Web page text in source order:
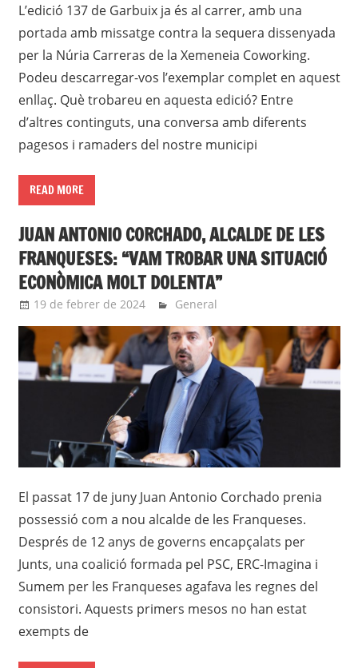
L’edició 137 de Garbuix ja és al carrer, amb una
portada amb missatge contra la sequera dissenyada
per la Núria Carreras de la Xemeneia Coworking.
Podeu descarregar-vos l’exemplar complet en aquest
enllaç. Què trobareu en aquesta edició? Entre
d’altres continguts, una conversa amb diferents
pagesos i ramaders del nostre municipi
READ MORE
JUAN ANTONIO CORCHADO, ALCALDE DE LES
FRANQUESES: “VAM TROBAR UNA SITUACIÓ
ECONÒMICA MOLT DOLENTA”
19 de febrer de 2024 roger
General
El passat 17 de juny Juan Antonio Corchado prenia
possessió com a nou alcalde de les Franqueses.
Després de 12 anys de governs encapçalats per
Junts, una coalició formada pel PSC, ERC-Imagina i
Sumem per les Franqueses agafava les regnes del
consistori. Aquests primers mesos no han estat
exempts de